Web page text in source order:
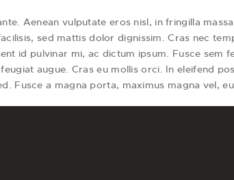
Aenean vulputate eros nisl, in fringilla
sed mattis dolor dignissim. Cras nec
id pulvinar mi, ac dictum ipsum. Fusce sem
augue. Cras eu mollis orci. In eleifend
Fusce a magna porta, maximus magna vel,